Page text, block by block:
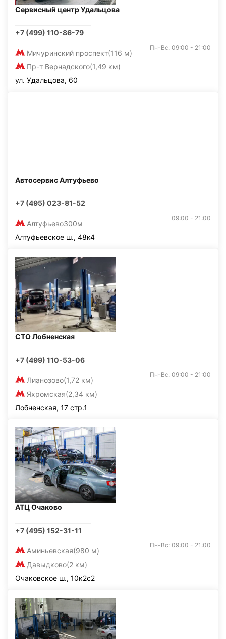
Сервисный центр Удальцова
+7 (499) 110-86-79
Мичуринский проспект(116 м)
Пр-т Вернадского(1,49 км)
Пн-Вс: 09:00 - 21:00
ул. Удальцова, 60
Автосервис Алтуфьево
+7 (495) 023-81-52
Алтуфьево300м
09:00 - 21:00
Алтуфьевское ш., 48к4
СТО Лобненская
+7 (499) 110-53-06
Лианозово(1,72 км)
Яхромская(2,34 км)
Пн-Вс: 09:00 - 21:00
Лобненская, 17 стр.1
АТЦ Очаково
+7 (495) 152-31-11
Аминьевская(980 м)
Давыдково(2 км)
Пн-Вс: 09:00 - 21:00
Очаковское ш., 10к2с2